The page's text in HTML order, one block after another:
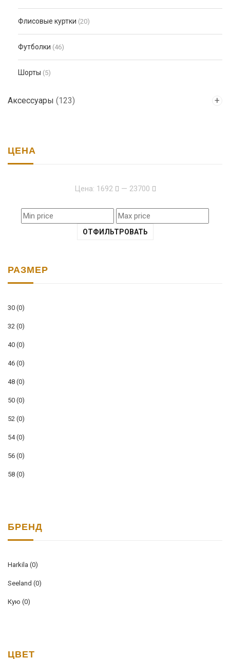
Флисовые куртки (20)
Футболки (46)
Шорты (5)
Аксессуары (123)
ЦЕНА
ОТФИЛЬТРОВАТЬ
Цена: 1692 — 23700
РАЗМЕР
30 (0)
32 (0)
40 (0)
46 (0)
48 (0)
50 (0)
52 (0)
54(0)
56 (0)
58 (0)
БРЕНД
Harkila (0)
Seeland (0)
Кую (0)
ЦВЕТ